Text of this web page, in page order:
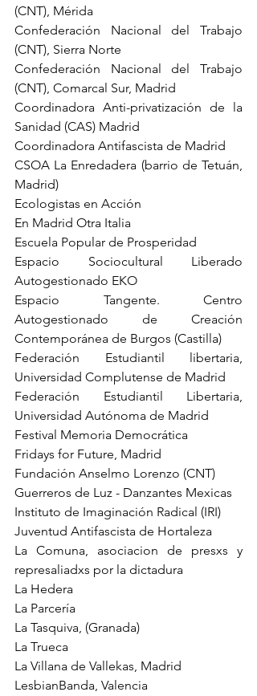
(CNT), Mérida
Confederación Nacional del Trabajo
(CNT), Sierra Norte
Confederación Nacional del Trabajo
(CNT), Comarcal Sur, Madrid
Coordinadora Anti-privatización de la
Sanidad (CAS) Madrid
Coordinadora Antifascista de Madrid
CSOA La Enredadera (barrio de Tetuán,
Madrid)
Ecologistas en Acción
En Madrid Otra Italia
Escuela Popular de Prosperidad
Espacio Sociocultural Liberado
Autogestionado EKO
Espacio Tangente. Centro
Autogestionado de Creación
Contemporánea de Burgos (Castilla)
Federación Estudiantil libertaria,
Universidad Complutense de Madrid
Federación Estudiantil Libertaria,
Universidad Autónoma de Madrid
Festival Memoria Democrática
Fridays for Future, Madrid
Fundación Anselmo Lorenzo (CNT)
Guerreros de Luz - Danzantes Mexicas
Instituto de Imaginación Radical (IRI)
Juventud Antifascista de Hortaleza
La Comuna, asociacion de presxs y
represaliadxs por la dictadura
La Hedera
La Parcería
La Tasquiva, (Granada)
La Trueca
La Villana de Vallekas, Madrid
LesbianBanda, Valencia